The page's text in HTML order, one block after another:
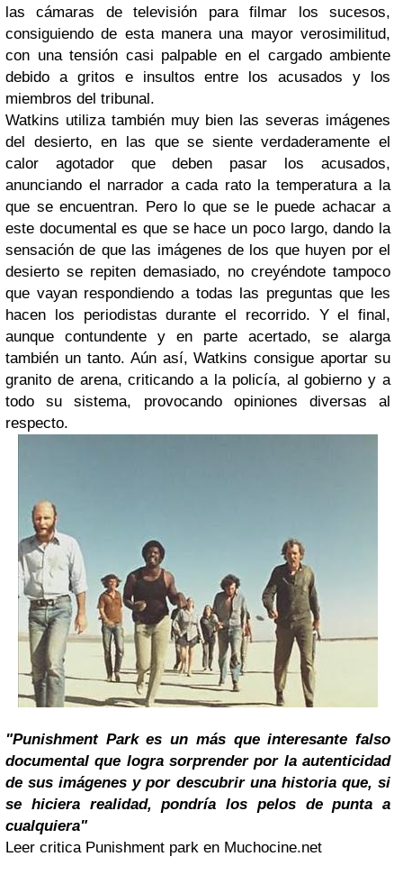
las cámaras de televisión para filmar los sucesos,
consiguiendo de esta manera una mayor verosimilitud,
con una tensión casi palpable en el cargado ambiente
debido a gritos e insultos entre los acusados y los
miembros del tribunal.
Watkins utiliza también muy bien las severas imágenes
del desierto, en las que se siente verdaderamente el
calor agotador que deben pasar los acusados,
anunciando el narrador a cada rato la temperatura a la
que se encuentran. Pero lo que se le puede achacar a
este documental es que se hace un poco largo, dando la
sensación de que las imágenes de los que huyen por el
desierto se repiten demasiado, no creyéndote tampoco
que vayan respondiendo a todas las preguntas que les
hacen los periodistas durante el recorrido. Y el final,
aunque contundente y en parte acertado, se alarga
también un tanto. Aún así, Watkins consigue aportar su
granito de arena, criticando a la policía, al gobierno y a
todo su sistema, provocando opiniones diversas al
respecto.
"Punishment Park es un más que interesante falso
documental que logra sorprender por la autenticidad
de sus imágenes y por descubrir una historia que, si
se hiciera realidad, pondría los pelos de punta a
cualquiera"
Leer critica Punishment park en Muchocine.net